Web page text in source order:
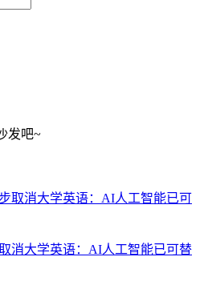
发吧~
消大学英语：AI人工智能已可替